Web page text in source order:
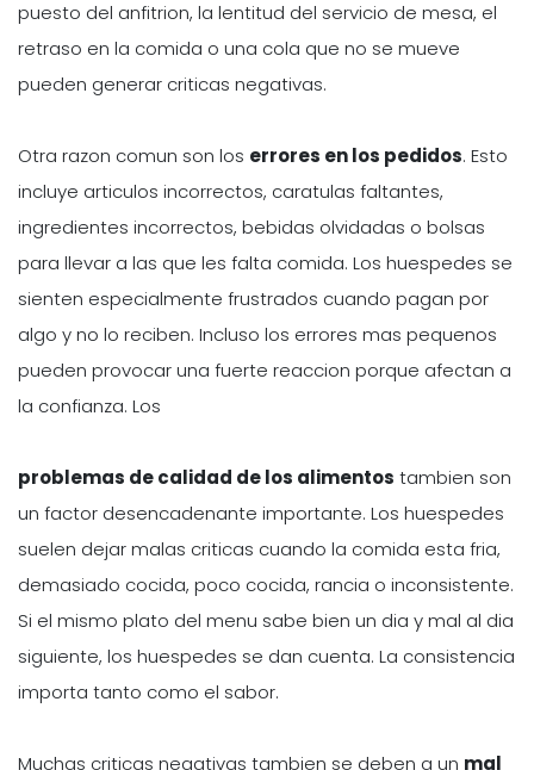
puesto del anfitrion, la lentitud del servicio de mesa, el
retraso en la comida o una cola que no se mueve
pueden generar criticas negativas.
Otra razon comun son los errores en los pedidos. Esto
incluye articulos incorrectos, caratulas faltantes,
ingredientes incorrectos, bebidas olvidadas o bolsas
para llevar a las que les falta comida. Los huespedes se
sienten especialmente frustrados cuando pagan por
algo y no lo reciben. Incluso los errores mas pequenos
pueden provocar una fuerte reaccion porque afectan a
la confianza. Los
problemas de calidad de los alimentos tambien son
un factor desencadenante importante. Los huespedes
suelen dejar malas criticas cuando la comida esta fria,
demasiado cocida, poco cocida, rancia o inconsistente.
Si el mismo plato del menu sabe bien un dia y mal al dia
siguiente, los huespedes se dan cuenta. La consistencia
importa tanto como el sabor.
Muchas criticas negativas tambien se deben a un mal